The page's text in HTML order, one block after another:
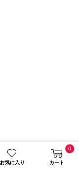
お気に入り カート
0